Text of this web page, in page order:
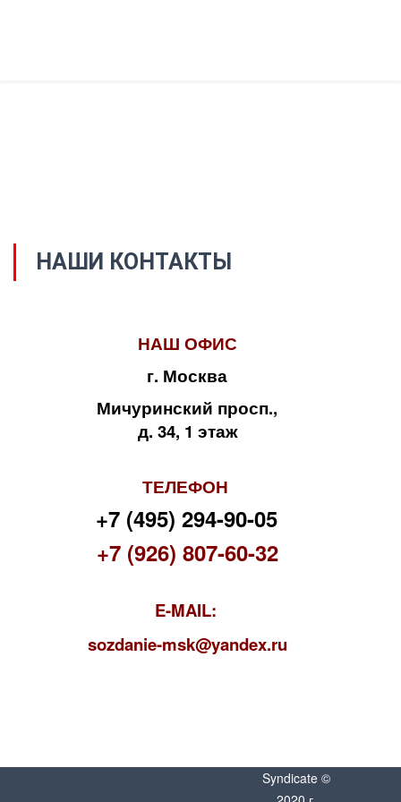
НАШИ КОНТАКТЫ
НАШ ОФИС
г. Москва
Мичуринский просп.,
д. 34, 1 этаж
ТЕЛЕФОН
+7 (495) 294-90-05
+7 (926) 807-60-32
E-MAIL:
sozdanie-msk@yandex.ru
Syndicate ©